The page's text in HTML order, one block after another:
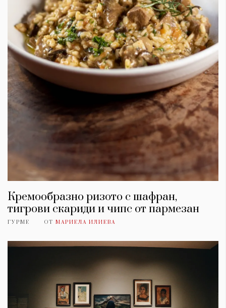
Кремообразно ризото с шафран,
тигрови скариди и чипс от пармезан
ГУРМЕ ОТ МАРИЕЛА ИЛИЕВА